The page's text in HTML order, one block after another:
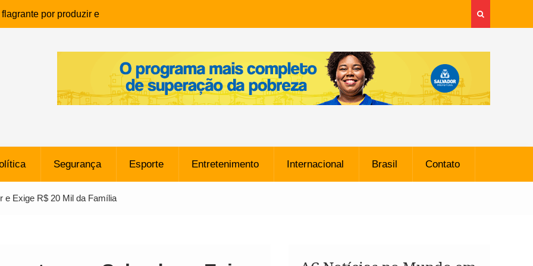
por produzir e
infantil em Eunápolis
morreu após ataque
sem restrições e pode
o Vasco
SpaceX Colide com a Lua
Metros, Afirma a Nasa
Segurança Esporte Entretenimento Internacional Brasil Contato
e Exige R$ 20 Mil da Família